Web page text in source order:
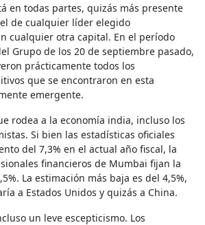
en todas partes, quizás más presente
de cualquier líder elegido
cualquier otra capital. En el período
Grupo de los 20 de septiembre pasado,
prácticamente todos los
que se encontraron en esta
emergente.
rodea a la economía india, incluso los
Si bien las estadísticas oficiales
del 7,3% en el actual año fiscal, la
financieros de Mumbai fijan la
La estimación más baja es del 4,5%,
a Estados Unidos y quizás a China.